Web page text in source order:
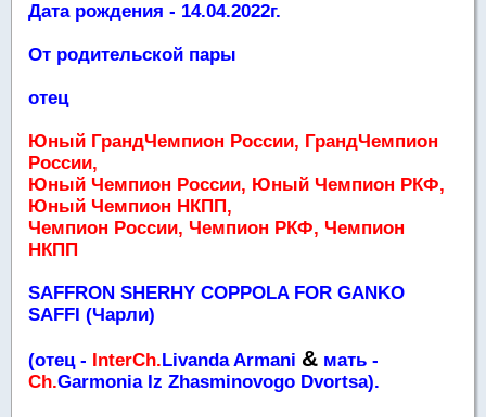
Дата рождения - 14.04.2022г.
От родительской пары
отец
Юный ГрандЧемпион России, ГрандЧемпион
России,
Юный Чемпион России, Юный Чемпион РКФ,
Юный Чемпион НКПП,
Чемпион России, Чемпион РКФ, Чемпион
НКПП
SAFFRON SHERHY COPPOLA FOR GANKO
SAFFI (Чарли)
(отец - InterCh.Livanda Armani & мать -
Ch.Garmonia Iz Zhasminovogo Dvortsa).